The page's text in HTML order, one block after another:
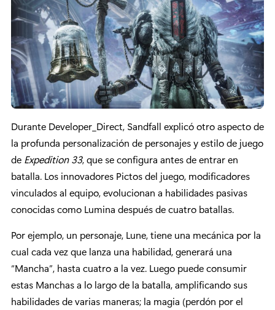
Durante Developer_Direct, Sandfall explicó otro aspecto de
la profunda personalización de personajes y estilo de juego
de Expedition 33, que se configura antes de entrar en
batalla. Los innovadores Pictos del juego, modificadores
vinculados al equipo, evolucionan a habilidades pasivas
conocidas como Lumina después de cuatro batallas.
Por ejemplo, un personaje, Lune, tiene una mecánica por la
cual cada vez que lanza una habilidad, generará una
“Mancha”, hasta cuatro a la vez. Luego puede consumir
estas Manchas a lo largo de la batalla, amplificando sus
habilidades de varias maneras; la magia (perdón por el